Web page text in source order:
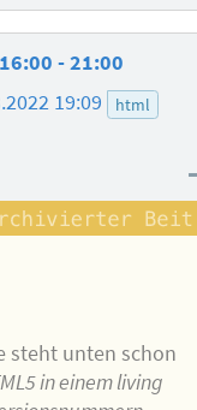
- 21:00
19:09
html
steht unten schon
in einem living